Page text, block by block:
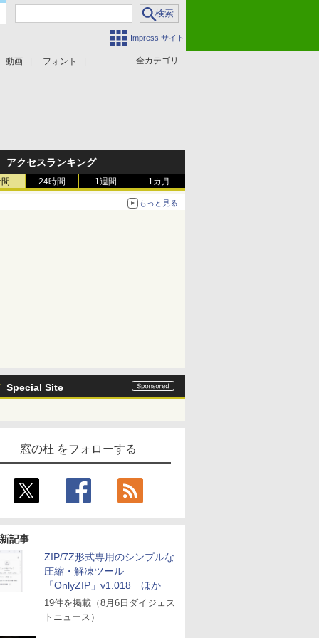
Impress サイト
全カテゴリ
動画 フォント
アクセスランキング
24時間 1週間 1カ月
もっと見る
Special Site
窓の杜 をフォローする
記事
ZIP/7Z形式専用のシンプルな
圧縮・解凍ツール
「OnlyZIP」v1.018 ほか
19件を掲載（8月6日ダイジェス
トニュース）